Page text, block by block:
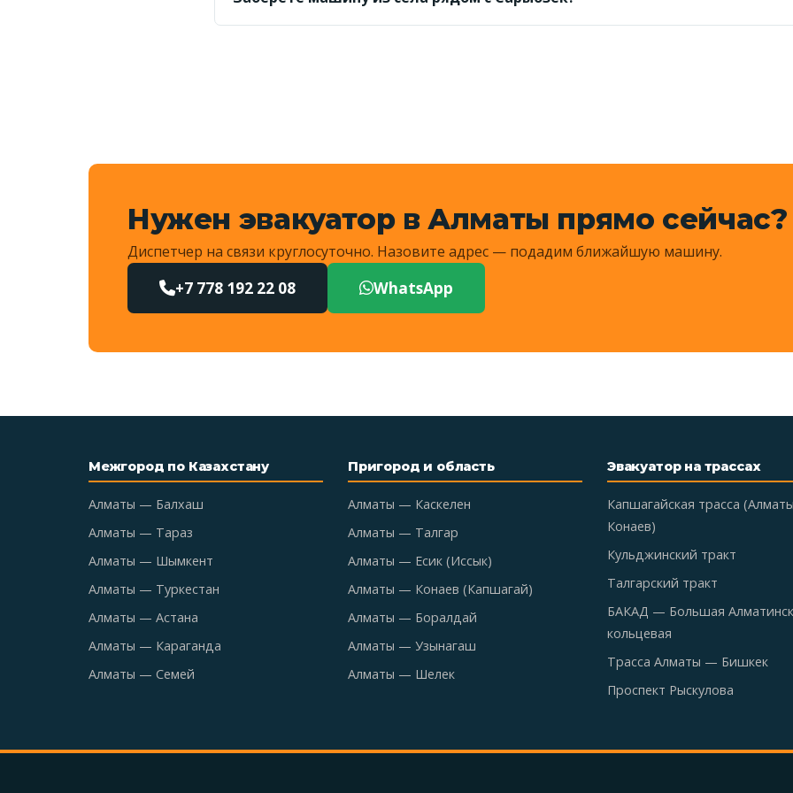
Нужен эвакуатор в Алматы прямо сейчас?
Диспетчер на связи круглосуточно. Назовите адрес — подадим ближайшую машину.
+7 778 192 22 08 WhatsApp
Межгород по Казахстану
Алматы — Балхаш
Алматы — Тараз
Алматы — Шымкент
Алматы — Туркестан
Алматы — Астана
Алматы — Караганда
Алматы — Семей
Пригород и область
Алматы — Каскелен
Алматы — Талгар
Алматы — Есик (Иссык)
Алматы — Конаев (Капшагай)
Алматы — Боралдай
Алматы — Узынагаш
Алматы — Шелек
Эвакуатор на трассах
Капшагайская трасса
Конаев)
Кульджинский тракт
Талгарский тракт
БАКАД — Большая
кольцевая
Трасса Алматы — Бишкек
Проспект Рыскулова